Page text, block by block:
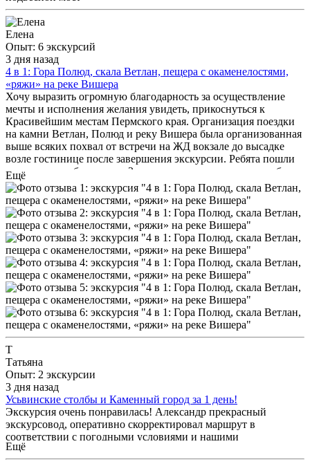
Елена
Опыт: 6 экскурсий
3 дня назад
4 в 1: Гора Полюд, скала Ветлан, пещера с окаменелостями,
«ряжи» на реке Вишера
Хочу выразить огромную благодарность за осуществление
мечты и исполнения желания увидеть, прикоснуться к
Красивейшим местам Пермского края. Организация поездки
на камни Ветлан, Полюд и реку Вишера была организованная
выше всяких похвал от встречи на ЖД вокзале до высадке
возле гостинице после завершения экскурсии. Ребята пошли
на встречу и объединили 2 прекрасные поездк в одну, вобрав
в себя все Сливки Пермского края. Есть не главное правило в
экскурсиях , это гид, проводник , инструктор. Мне несказанно
повезло, что в этой поездки меня сопровождала прекрасная
девушка Евгения. все в этой поездки было продумано
досканально: Проживание в хорошей гостинице, питание в
проверенных местах (кстати было очень вкусно и сытно😋) и
конечно же маршрут: без утомительно долгих переходов,
лёгкий, насыщенный. Евгения подсказывала, где встать для
лучшего фото, показывала самые топовые локации и самых
прекрасных ракурсов. было интересно слушать рассказы о
Перми Великой, о местах, по которым был положено наш
маршрут. От этого вояжа у меня остались самые тёплые
воспоминания. И, конечно же, я буду советовать ребят своим
друзьям и знакомым, которые захотят познакомиться с
Пермью.
Ещё
Т
Татьяна
Опыт: 2 экскурсии
3 дня назад
Усьвинские столбы и Каменный город за 1 день!
Экскурсия очень понравилась! Александр прекрасный
экскурсовод, оперативно скорректировал маршрут в
соответствии с погодными условиями и нашими
возможностями.
Ещё